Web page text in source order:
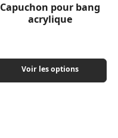
Capuchon pour bang
acrylique
Voir les options